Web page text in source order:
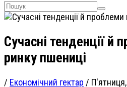
Сучасні тенденції й
ринку пшениці
/ Економічний гектар /